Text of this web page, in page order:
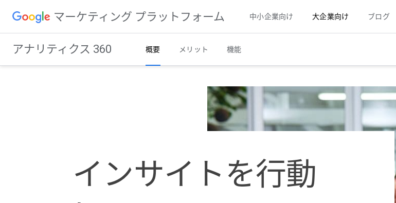
マーケティング プラットフォーム 中小企業向け 大企業向け ブログ
アナリティクス 360 概要 メリット 機能
インサイトを行動